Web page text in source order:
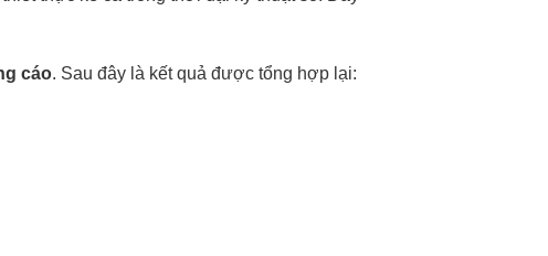
cáo. Sau đây là kết quả được tổng hợp lại: